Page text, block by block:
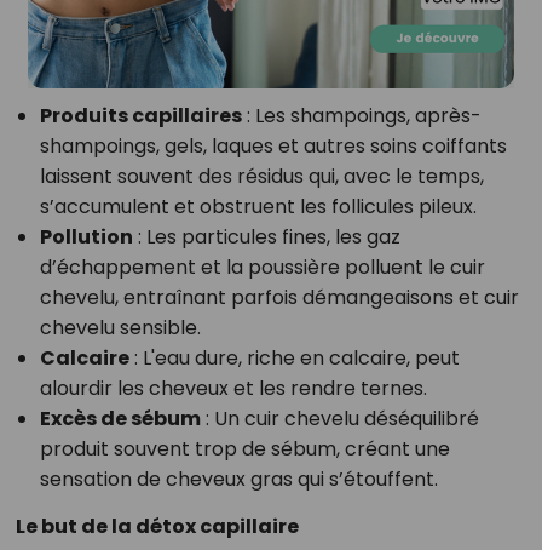
Produits capillaires: Les shampoings, après-
shampoings, gels, laques et autres soins coiffants
laissent souvent des résidus qui, avec le temps,
s’accumulent et obstruent les follicules pileux.
Pollution : Les particules fines, les gaz
d’échappement et la poussière polluent le cuir
chevelu, entraînant parfois démangeaisons et cuir
chevelu sensible.
Calcaire: L'eau dure, riche en calcaire, peut
alourdir les cheveux et les rendre ternes.
Excès de sébum: Un cuir chevelu déséquilibré
produit souvent trop de sébum, créant une
sensation de cheveux gras qui s’étouffent.
Le but de la détox capillaire